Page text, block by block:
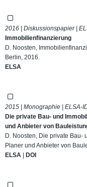
2016 | Diskussionspapier |
Immobilienfinanzierung
D. Noosten,
Berlin, 2016.
ELSA
2015 | Monographie | ELSA-
Die private Bau- und
und Anbieter von
D. Noosten, Die private Bau-
Planer und Anbieter von
ELSA | DOI